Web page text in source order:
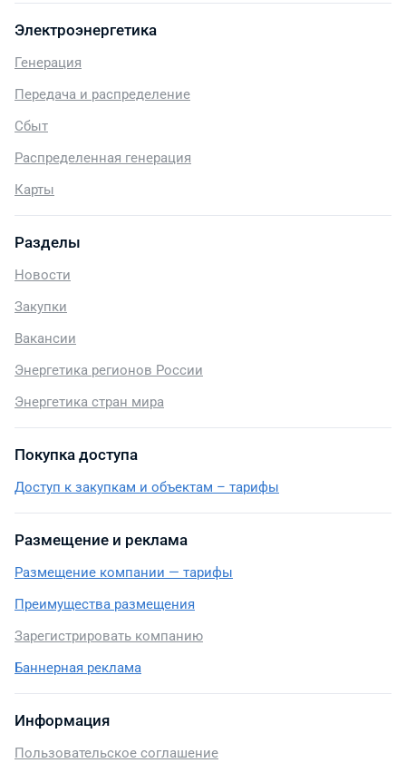
Электроэнергетика
Генерация
Передача и распределение
Сбыт
Распределенная генерация
Карты
Разделы
Новости
Закупки
Вакансии
Энергетика регионов России
Энергетика стран мира
Покупка доступа
Доступ к закупкам и объектам – тарифы
Размещение и реклама
Размещение компании — тарифы
Преимущества размещения
Зарегистрировать компанию
Баннерная реклама
Информация
Пользовательское соглашение